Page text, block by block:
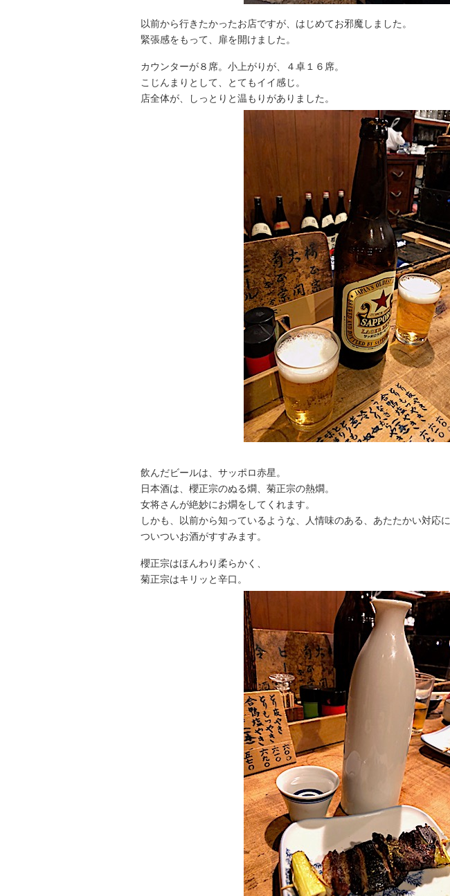
以前から行きたかったお店ですが、はじめてお邪魔しました。
緊張感をもって、扉を開けました。
カウンターが８席。小上がりが、４卓１６席。
こじんまりとして、とてもイイ感じ。
店全体が、しっとりと温もりがありました。
飲んだビールは、サッポロ赤星。
日本酒は、櫻正宗のぬる燗、菊正宗の熱燗。
女将さんが絶妙にお燗をしてくれます。
しかも、以前から知っているような、人情味のある、あたたかい対応に
ついついお酒がすすみます。
櫻正宗はほんわり柔らかく、
菊正宗はキリッと辛口。